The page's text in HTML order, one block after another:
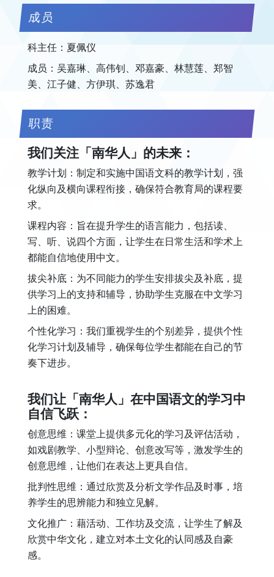
成员
科主任：夏佩仪
成员：吴嘉琳、高伟钊、邓嘉豪、林慧莲、郑智
美、江子健、方伊琪、苏逸君
职责
我们关注「南华人」的未来：
教学计划：制定和实施中国语文科的教学计划，强
化纵向及横向课程衔接，确保符合教育局的课程要
求。
课程内容：旨在提升学生的语言能力，包括读、
写、听、说四个方面，让学生在日常生活和学术上
都能自信地使用中文。
拔尖补底：为不同能力的学生安排拔尖及补底，提
供学习上的支持和辅导，协助学生克服在中文学习
上的困难。
个性化学习：我们重视学生的个别差异，提供个性
化学习计划及辅导，确保每位学生都能在自己的节
奏下进步。
我们让「南华人」在中国语文的学习中
自信飞跃：
创意思维：课堂上提供多元化的学习及评估活动，
如戏剧教学、小型辩论、创意改写等，激发学生的
创意思维，让他们在表达上更具自信。
批判性思维：通过欣赏及分析文学作品及时事，培
养学生的思辨能力和独立见解。
文化推广：藉活动、工作坊及交流，让学生了解及
欣赏中华文化，建立对本土文化的认同感及自豪
感。